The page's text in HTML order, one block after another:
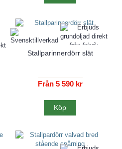
Stallparinnerdörr slät
Från 5 590 kr
Köp